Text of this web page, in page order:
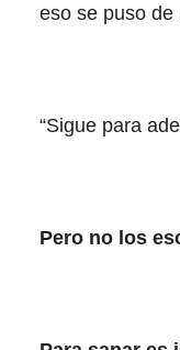
eso se puso de
“Sigue para
Pero no los